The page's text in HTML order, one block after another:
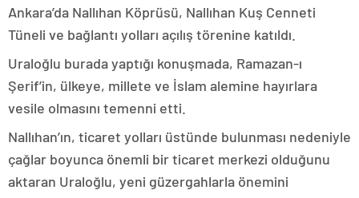
Ankara’da Nallıhan Köprüsü, Nallıhan Kuş Cenneti
Tüneli ve bağlantı yolları açılış törenine katıldı.
Uraloğlu burada yaptığı konuşmada, Ramazan-ı
Şerif’in, ülkeye, millete ve İslam alemine hayırlara
vesile olmasını temenni etti.
Nallıhan’ın, ticaret yolları üstünde bulunması nedeniyle
çağlar boyunca önemli bir ticaret merkezi olduğunu
aktaran Uraloğlu, yeni güzergahlarla önemini